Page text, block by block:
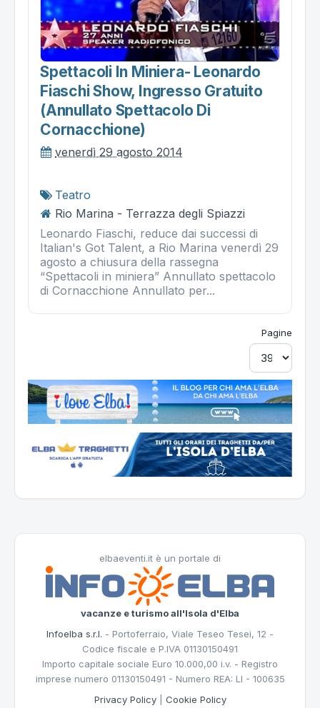
Spettacoli In Miniera- Leonardo
Fiaschi Show, Ingresso Gratuito
(annullato Spettacolo Di
Cornacchione)
venerdì 29 agosto 2014
Teatro
Rio Marina - Terrazza degli Spiazzi
Leonardo Fiaschi, reduce dai successi di
Italian's Got Talent, a Rio Marina venerdì 29
agosto a chiusura della rassegna
“Spettacoli in miniera” Annullato spettacolo
di Cornacchione Annullato per...
Pagine
elbaeventi.it è un portale di
vacanze e turismo all'Isola d'Elba
Infoelba s.r.l. - Portoferraio, Viale Teseo Tesei, 12 -
Codice fiscale e P.IVA 01130150491
Importo capitale sociale Euro 10.000,00 i.v. - Registro
imprese numero 01130150491 - Numero REA: LI - 100635
Privacy Policy| Cookie Policy